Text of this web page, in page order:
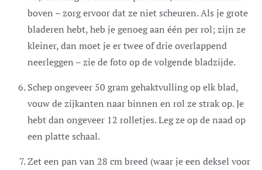
boven – zorg ervoor dat ze niet scheuren. Als je grote
bladeren hebt, heb je genoeg aan één per rol; zijn ze
kleiner, dan moet je er twee of drie overlappend
neerleggen – zie de foto op de volgende bladzijde.
Schep ongeveer 50 gram gehaktvulling op elk blad,
vouw de zijkanten naar binnen en rol ze strak op. Je
hebt dan ongeveer 12 rolletjes. Leg ze op de naad op
een platte schaal.
Zet een pan van 28 cm breed (waar je een deksel voor